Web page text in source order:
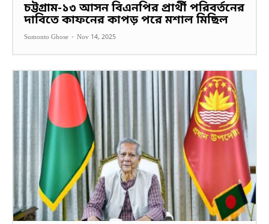
চট্টগ্রাম-১৩ আসন বিএনপির প্রার্থী পরিবর্তনের
দাবিতে কাফনের কাপড় পরে মশাল মিছিল
Sumonto Ghose - Nov 14, 2025